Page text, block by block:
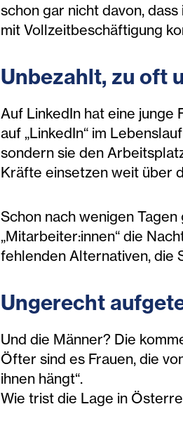
schon gar nicht davon,
mit Vollzeitbeschäftigung
Unbezahlt, zu oft
Auf LinkedIn hat eine junge
auf „LinkedIn“ im
sondern sie den
Kräfte einsetzen weit über
Schon nach wenigen
„Mitarbeiter:innen“ die
fehlenden Alternativen, die
Ungerecht
Und die Männer? Die
Öfter sind es Frauen, die
ihnen hängt“.
Wie trist die Lage in